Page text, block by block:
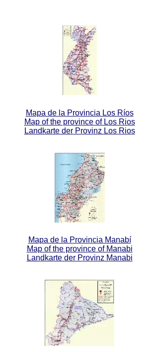
Mapa de la Provincia Manabí
Map of the province of Manabi
Landkarte der Provinz Manabi
Mapa de la Provincia Los Ríos
Map of the province of Los Rios
Landkarte der Provinz Los Rios